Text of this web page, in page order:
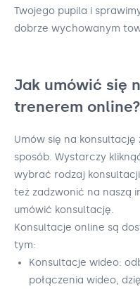
Twojego pupila i
dobrze wychowanym
Jak umówić się
trenerem online?
Umów się na
sposób. Wystarczy
wybrać rodzaj
też zadzwonić na naszą
umówić konsultację.
Konsultacje online są
tym:
Konsultacje wideo:
połączenia wideo,